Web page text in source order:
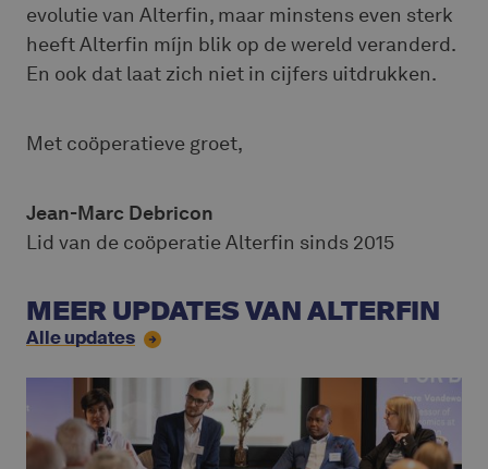
evolutie van Alterfin, maar minstens even sterk
heeft Alterfin míjn blik op de wereld veranderd.
En ook dat laat zich niet in cijfers uitdrukken.
Met coöperatieve groet,
Jean-Marc Debricon
Lid van de coöperatie Alterfin sinds 2015
MEER UPDATES VAN ALTERFIN
Alle updates